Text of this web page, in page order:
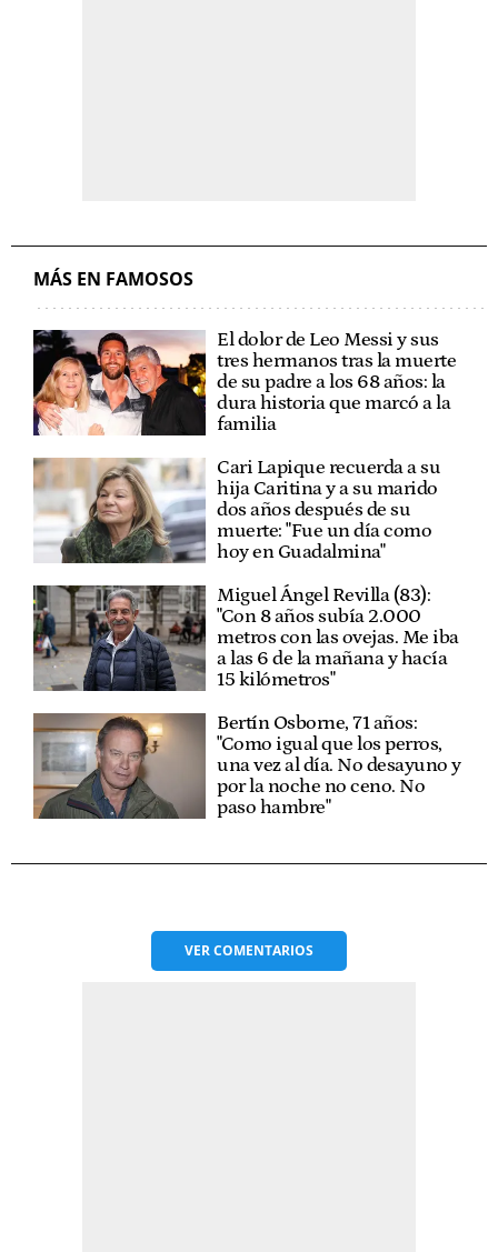
MÁS EN FAMOSOS
El dolor de Leo Messi y sus
tres hermanos tras la muerte
de su padre a los 68 años: la
dura historia que marcó a la
familia
Cari Lapique recuerda a su
hija Caritina y a su marido
dos años después de su
muerte: "Fue un día como
hoy en Guadalmina"
Miguel Ángel Revilla (83):
"Con 8 años subía 2.000
metros con las ovejas. Me iba
a las 6 de la mañana y hacía
15 kilómetros"
Bertín Osborne, 71 años:
"Como igual que los perros,
una vez al día. No desayuno y
por la noche no ceno. No
paso hambre"
VERCOMENTARIOS